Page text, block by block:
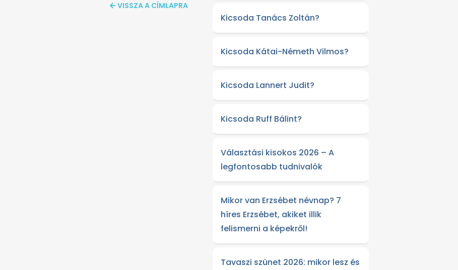
VISSZA A CÍMLAPRA
Kicsoda Tanács Zoltán?
Kicsoda Kátai-Németh Vilmos?
Kicsoda Lannert Judit?
Kicsoda Ruff Bálint?
Választási kisokos 2026 – A
legfontosabb tudnivalók
Mikor van Erzsébet névnap? 7
híres Erzsébet, akiket illik
felismerni a képekről!
Tavaszi szünet 2026: mikor lesz és